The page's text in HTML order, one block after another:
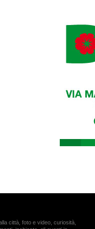
città, foto e video, curiosità,